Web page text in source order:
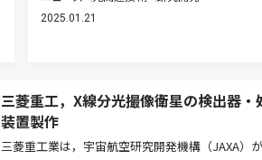
2025.01.21
三菱重工，X線分光撮像衛星の検出器・
装置製作
三菱重工業は，宇宙航空研究開発機構（JAXA）